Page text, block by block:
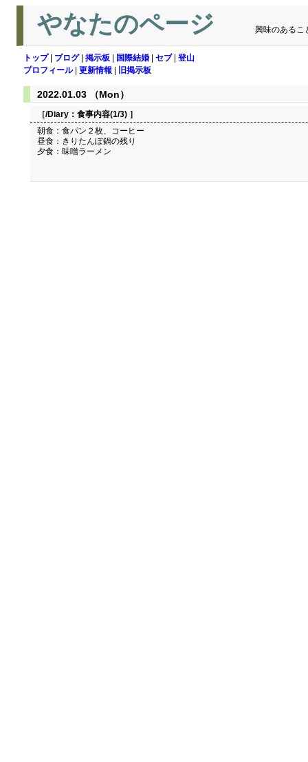
やなたのページ 興味のあるこ
トップ| ブログ| 掲示板 国際結婚 セブ| 登山
プロフィール| 更新情報 旧掲示板
2022.01.03 （Mon）
［/Diary： 食事内容(1/3) ］
朝食：食パン２枚、コーヒー
昼食：きりたんぽ鍋の残り
夕食：味噌ラーメン